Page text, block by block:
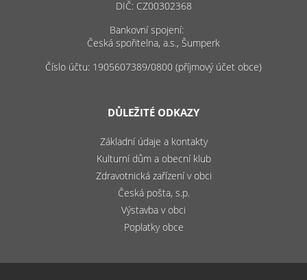
DIČ: CZ00302368
Bankovní spojení:
Česká spořitelna, a.s., Šumperk
Číslo účtu: 1905607389/0800 (příjmový účet obce)
DŮLEŽITÉ ODKAZY
Základní údaje a kontakty
Kulturní dům a obecní klub
Zdravotnická zařízení v obci
Česká pošta, s.p.
Výstavba v obci
Poplatky obce